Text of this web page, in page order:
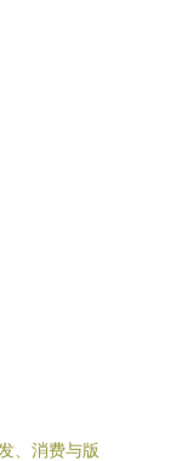
、消费与版